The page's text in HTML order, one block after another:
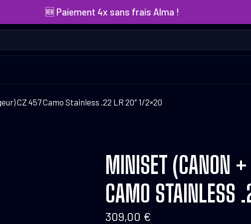
🆕 Paiement 4x sans frais Alma !
CZ 457 Camo Stainless .22 LR 20″ 1/2×20
MINISET (CANON
CAMO
309,00 €